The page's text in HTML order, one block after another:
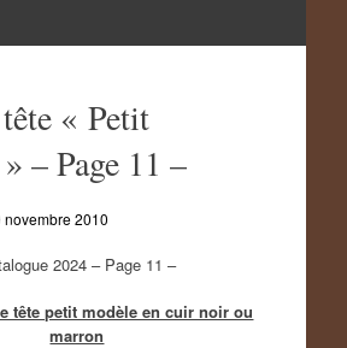
« Petit
– Page 11 –
novembre 2010
2024 – Page 11 –
tête petit modèle en cuir noir ou
marron